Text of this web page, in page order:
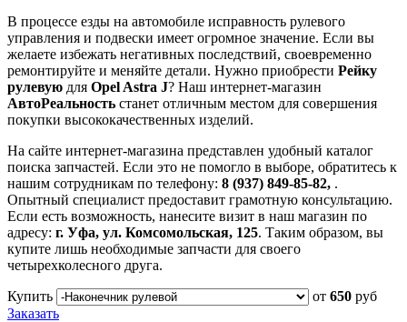
В процессе езды на автомобиле исправность рулевого
управления и подвески имеет огромное значение. Если вы
желаете избежать негативных последствий, своевременно
ремонтируйте и меняйте детали. Нужно приобрести Рейку
рулевую для Opel Astra J? Наш интернет-магазин
АвтоРеальность станет отличным местом для совершения
покупки высококачественных изделий.
На сайте интернет-магазина представлен удобный каталог
поиска запчастей. Если это не помогло в выборе, обратитесь к
нашим сотрудникам по телефону: 8 (937) 849-85-82, .
Опытный специалист предоставит грамотную консультацию.
Если есть возможность, нанесите визит в наш магазин по
адресу: г. Уфа, ул. Комсомольская, 125. Таким образом, вы
купите лишь необходимые запчасти для своего
четырехколесного друга.
Купить
от 650 руб
Заказать